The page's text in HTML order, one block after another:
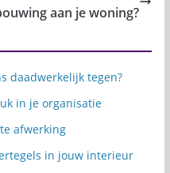
aan je woning?
daadwerkelijk tegen?
in je organisatie
afwerking
in jouw interieur